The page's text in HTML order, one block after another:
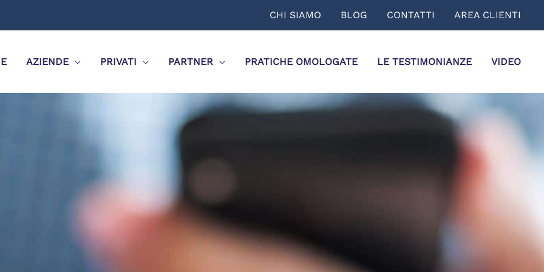
CHI SIAMO BLOG CONTATTI AREA CLIENTI
AZIENDE PRIVATI PARTNER PRATICHE OMOLOGATE LE TESTIMONIANZE VIDEO